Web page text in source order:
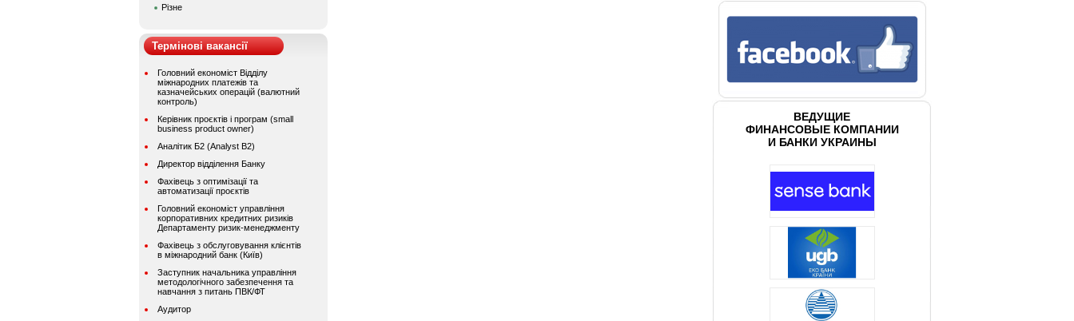
Різне
Термінові вакансії
Головний економіст Відділу
міжнародних платежів та
казначейських операцій (валютний
контроль)
Керівник проєктів і програм (small
business product owner)
Аналітик Б2 (Analyst B2)
Директор відділення Банку
Фахівець з оптимізації та
автоматизації проєктів
Головний економіст управління
корпоративних кредитних ризиків
Департаменту ризик-менеджменту
Фахівець з обслуговування клієнтів
в міжнародний банк (Київ)
Заступник начальника управління
методологічного забезпечення та
навчання з питань ПВК/ФТ
Аудитор
ВЕДУЩИЕ
ФИНАНСОВЫЕ КОМПАНИИ
И БАНКИ УКРАИНЫ